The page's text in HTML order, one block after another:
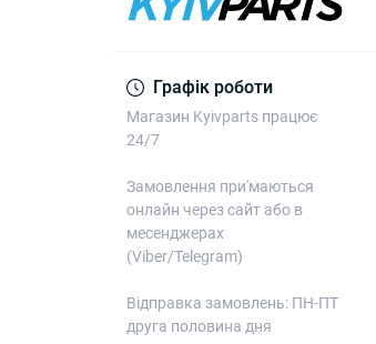
Графік роботи
Магазин Kyivparts працює
24/7
Замовлення при'маються
онлайн через сайт або в
месенджерах
(Viber/Telegram)
Відправка замовлень: ПН-ПТ
друга половина дня